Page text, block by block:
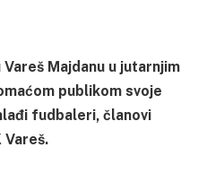
Majdanu u jutarnjim
publikom svoje
fudbaleri, članovi
Vareš.